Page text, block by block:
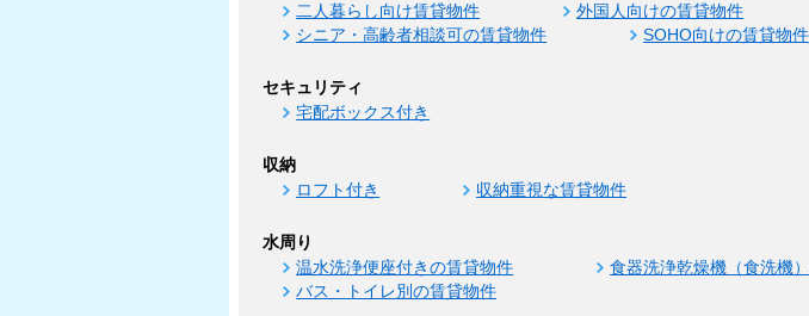
二人暮らし向け賃貸物件
外国人向けの賃貸物件
シニア・高齢者相談可の賃貸物件
SOHO向けの賃貸物件
セキュリティ
宅配ボックス付き
収納
ロフト付き 収納重視な賃貸物件
水周り
温水洗浄便座付きの賃貸物件 食器洗浄乾燥機（食洗機
バス・トイレ別の賃貸物件